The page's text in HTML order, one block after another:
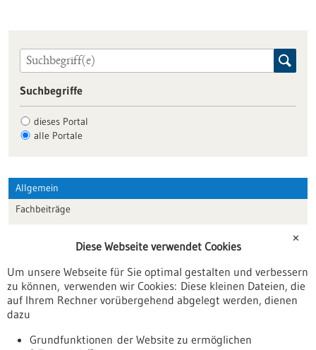
Suchbegriffe
dieses Portal
alle Portale
Allgemein
Fachbeiträge
Veranstaltungen
Erscheinungsdatum
✕
Diese Webseite verwendet Cookies
Um unsere Webseite für Sie optimal gestalten und verbessern
zu können, verwenden wir Cookies: Diese kleinen Dateien, die
auf Ihrem Rechner vorübergehend abgelegt werden, dienen
dazu
Grundfunktionen der Website zu ermöglichen